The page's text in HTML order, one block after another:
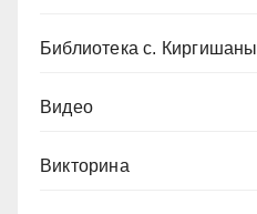
Библиотека с. Киргишаны
Видео
Викторина